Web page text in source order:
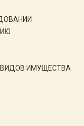
ВИДОВ ИМУЩЕСТВА